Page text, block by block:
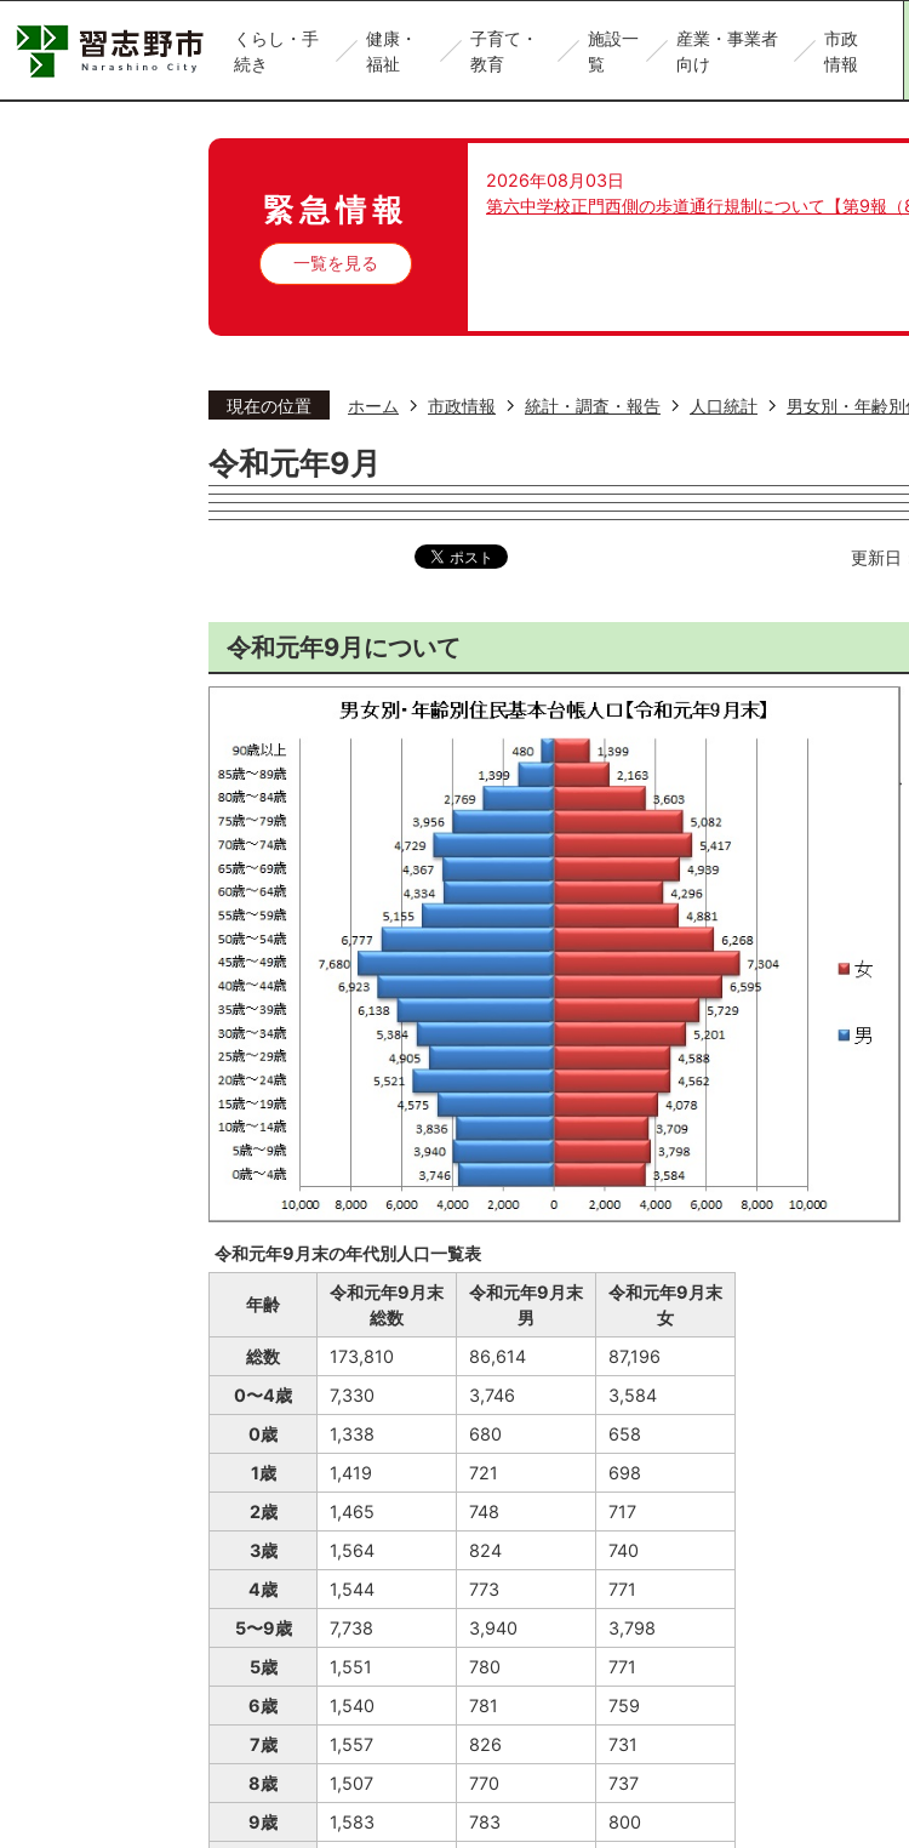
くらし・手
続き
健康・
福祉
子育て・
教育
施設一
覧
産業・事業者
向け
市政
情報
緊急情報
一覧を見る
2026年08月03日
第六中学校正門西側の歩道通行規制について【第9報（
現在の位置 ホーム 市政情報 統計・調査・報告 人口統計 男女別・年齢
令和元年9月
更新日
令和元年9月について
令和元年9月末の年代別人口一覧表
年齢
令和元年9月末
総数
令和元年9月末
男
令和元年9月末
女
総数
173,810 86,614
87,196
0〜4歳
7,330 3,746
3,584
0歳
1,338 680
658
1歳
1,419 721
698
2歳
1,465 748
717
3歳
1,564 824
740
4歳
1,544 773
771
5〜9歳
7,738 3,940
3,798
5歳
1,551 780
771
6歳
1,540 781
759
7歳
1,557 826
731
8歳
1,507 770
737
9歳
1,583 783
800